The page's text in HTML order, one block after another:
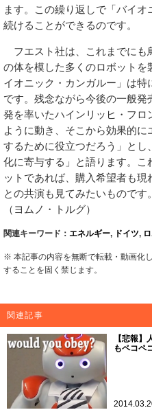
ます。この繰り返しで「バイ
続けることができるのです。
フエスト社は、これまでにも
の体を模した多くのロボット
イオニック・カンガルー」は特
です。残念ながら今後の一般
発を率いたハインリッヒ・フ
ように動き、そこから効果的
するために役立つだろう」と
化に寄与する」と語ります。
ットであれば、購入希望者も
との共演も見てみたいものです。
（ヨムノ・トルグ）
関連キーワード： エネルギー, ドイツ,
※ 本記事の内容を無断で転載・動画化
することを固く禁じます。
関連記事
【悲報
もペコペ